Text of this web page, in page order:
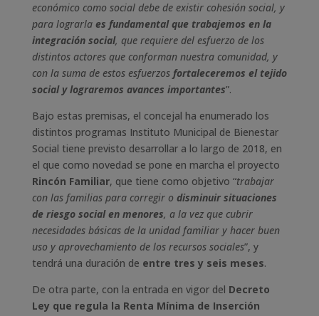
económico como social debe de existir cohesión social, y
para lograrla es fundamental que trabajemos en la
integración social, que requiere del esfuerzo de los
distintos actores que conforman nuestra comunidad, y
con la suma de estos esfuerzosfortaleceremos el tejido
social y lograremos avances importantes”.
Bajo estas premisas, el concejal ha enumerado los
distintos programas Instituto Municipal de Bienestar
Social tiene previsto desarrollar a lo largo de 2018, en
el que como novedad se pone en marcha el proyecto
Rincón Familiar, que tiene como objetivo “trabajar
con las familias para corregir o disminuir situaciones
de riesgo social en menores, a la vez que cubrir
necesidades básicas de la unidad familiar y hacer buen
uso y aprovechamiento de los recursos sociales”, y
tendrá una duración de entre tres y seis meses.
De otra parte, con la entrada en vigor del Decreto
Ley que regula la Renta Mínima de Inserción